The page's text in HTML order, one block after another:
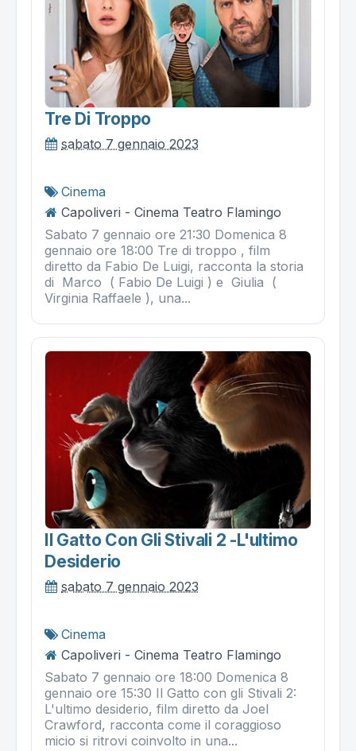
Tre Di Troppo
sabato 7 gennaio 2023
Cinema
Capoliveri - Cinema Teatro Flamingo
Sabato 7 gennaio ore 21:30 Domenica 8
gennaio ore 18:00 Tre di troppo , film
diretto da Fabio De Luigi, racconta la storia
di Marco ( Fabio De Luigi ) e Giulia (
Virginia Raffaele ), una...
Il Gatto Con Gli Stivali 2 -l'ultimo
Desiderio
sabato 7 gennaio 2023
Cinema
Capoliveri - Cinema Teatro Flamingo
Sabato 7 gennaio ore 18:00 Domenica 8
gennaio ore 15:30 Il Gatto con gli Stivali 2:
L'ultimo desiderio, film diretto da Joel
Crawford, racconta come il coraggioso
micio si ritrovi coinvolto in una...